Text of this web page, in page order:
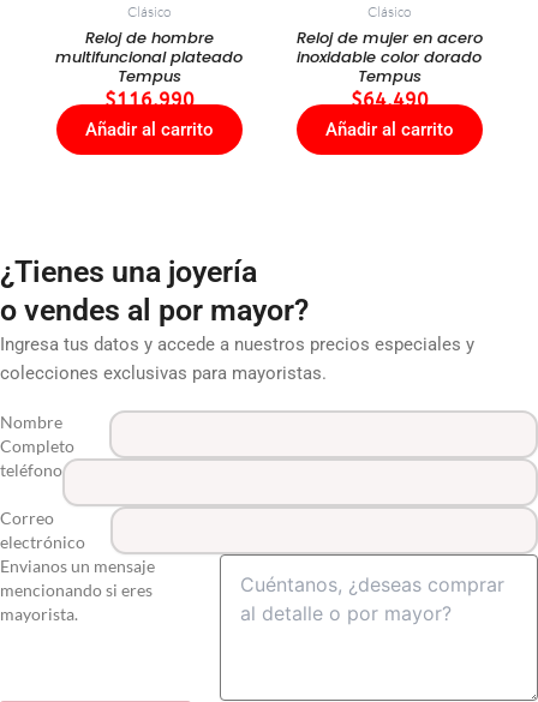
Clásico
Reloj de hombre
multifuncional plateado
Tempus
$116.990
Añadir al carrito
Clásico
Reloj de mujer en acero
inoxidable color dorado
Tempus
$64.490
Añadir al carrito
¿Tienes una joyería
o vendes al por mayor?
Ingresa tus datos y accede a nuestros precios especiales y
colecciones exclusivas para mayoristas.
Nombre
Completo
teléfono
Correo
electrónico
Envianos un mensaje
mencionando si eres
mayorista.